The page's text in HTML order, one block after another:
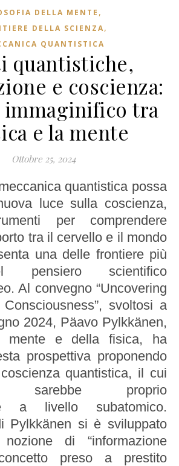
DELLA MENTE ,
DELLA SCIENZA,
QUANTISTICA
quantistiche,
e coscienza:
tra
e la mente
Ottobre 25, 2024
luce sulla coscienza,
per comprendere
tra il cervello e il mondo
una delle frontiere più
pensiero scientifico
Al convegno “Uncovering
svoltosi a
2024, Päavo Pylkkänen,
mente e della fisica, ha
prospettiva proponendo
quantistica, il cui
sarebbe proprio
a livello subatomico.
Pylkkänen si è sviluppato
di “informazione
preso a prestito